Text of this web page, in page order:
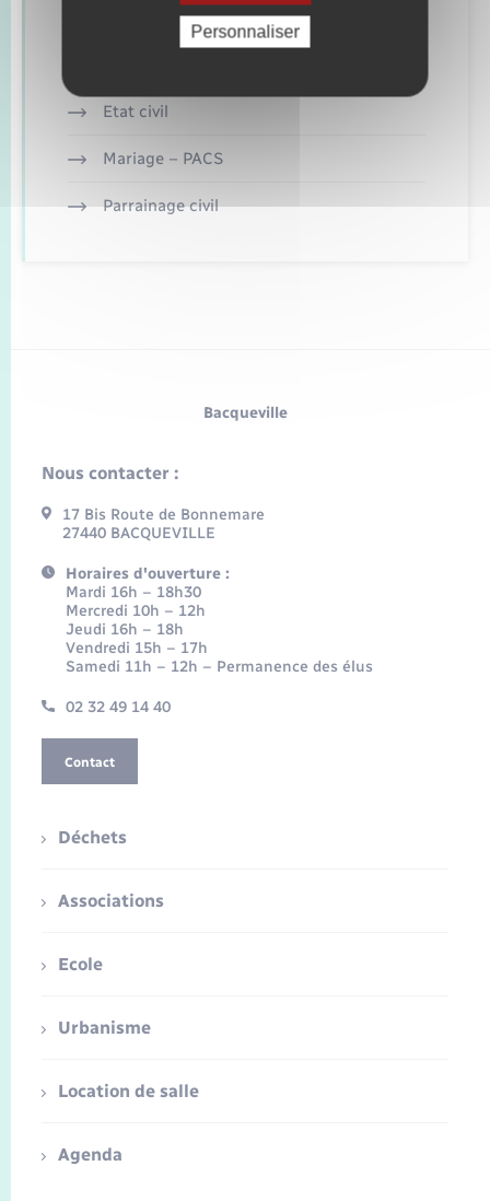
Documents d’identité
Etat civil
Mariage – PACS
Parrainage civil
Bacqueville
Nous contacter :
17 Bis Route de Bonnemare
27440 BACQUEVILLE
Horaires d'ouverture :
Mardi 16h – 18h30
Mercredi 10h – 12h
Jeudi 16h – 18h
Vendredi 15h – 17h
Samedi 11h – 12h – Permanence des élus
02 32 49 14 40
Contact
Déchets
Associations
Ecole
Urbanisme
Location de salle
Agenda
Personnaliser